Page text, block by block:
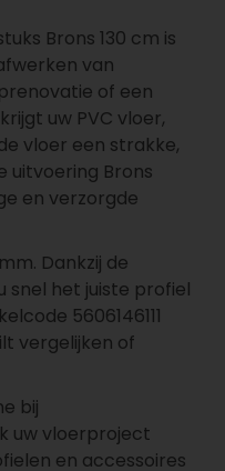
Brons 130 cm is
van
of een
uw PVC vloer,
vloer een strakke,
uitvoering Brons
en verzorgde
Dankzij de
snel het juiste profiel
5606146111
vergelijken of
bij
uw vloerproject
en accessoires